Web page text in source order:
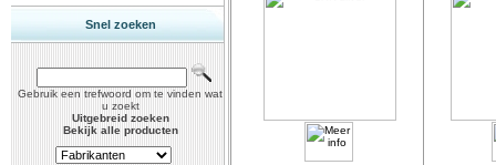
Snel zoeken
Gebruik een trefwoord om te vinden wat
u zoekt
Uitgebreid zoeken
Bekijk alle producten